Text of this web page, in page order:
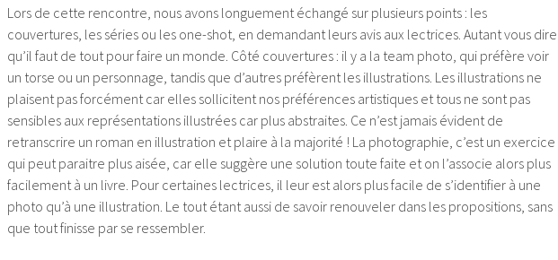
Lors de cette rencontre, nous avons longuement échangé sur plusieurs points : les
couvertures, les séries ou les one-shot, en demandant leurs avis aux lectrices. Autant vous
qu’il faut de tout pour faire un monde. Côté couvertures : il y a la team photo, qui préfère voir
un torse ou un personnage, tandis que d’autres préfèrent les illustrations. Les illustrations ne
plaisent pas forcément car elles sollicitent nos préférences artistiques et tous ne sont pas
sensibles aux représentations illustrées car plus abstraites. Ce n’est jamais évident de
retranscrire un roman en illustration et plaire à la majorité ! La photographie, c’est un exercice
qui peut paraitre plus aisée, car elle suggère une solution toute faite et on l’associe alors plus
facilement à un livre. Pour certaines lectrices, il leur est alors plus facile de s’identifier à une
photo qu’à une illustration. Le tout étant aussi de savoir renouveler dans les propositions, sans
que tout finisse par se ressembler.